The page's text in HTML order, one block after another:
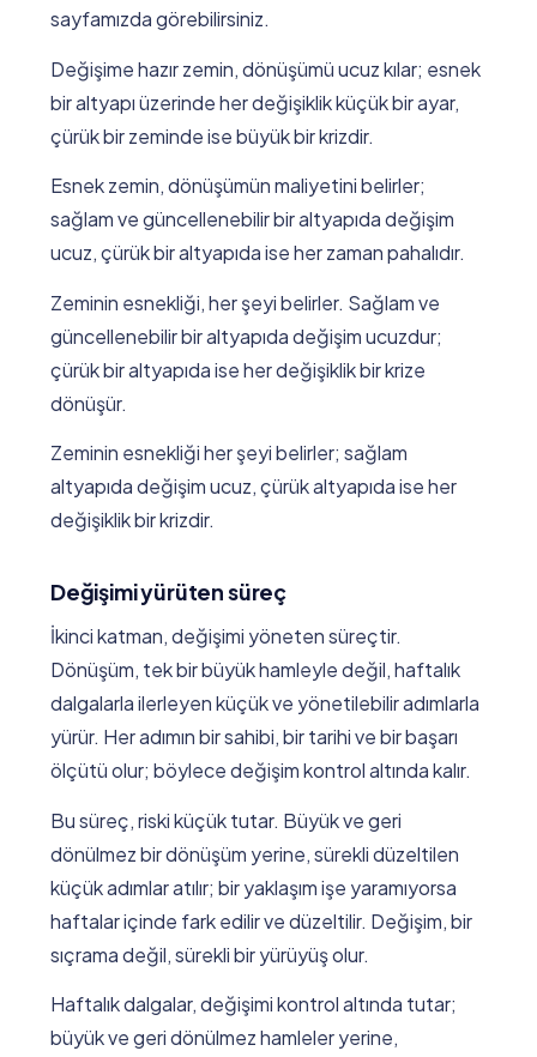
sayfamızda görebilirsiniz.
Değişime hazır zemin, dönüşümü ucuz kılar; esnek
bir altyapı üzerinde her değişiklik küçük bir ayar,
çürük bir zeminde ise büyük bir krizdir.
Esnek zemin, dönüşümün maliyetini belirler;
sağlam ve güncellenebilir bir altyapıda değişim
ucuz, çürük bir altyapıda ise her zaman pahalıdır.
Zeminin esnekliği, her şeyi belirler. Sağlam ve
güncellenebilir bir altyapıda değişim ucuzdur;
çürük bir altyapıda ise her değişiklik bir krize
dönüşür.
Zeminin esnekliği her şeyi belirler; sağlam
altyapıda değişim ucuz, çürük altyapıda ise her
değişiklik bir krizdir.
Değişimi yürüten süreç
İkinci katman, değişimi yöneten süreçtir.
Dönüşüm, tek bir büyük hamleyle değil, haftalık
dalgalarla ilerleyen küçük ve yönetilebilir adımlarla
yürür. Her adımın bir sahibi, bir tarihi ve bir başarı
ölçütü olur; böylece değişim kontrol altında kalır.
Bu süreç, riski küçük tutar. Büyük ve geri
dönülmez bir dönüşüm yerine, sürekli düzeltilen
küçük adımlar atılır; bir yaklaşım işe yaramıyorsa
haftalar içinde fark edilir ve düzeltilir. Değişim, bir
sıçrama değil, sürekli bir yürüyüş olur.
Haftalık dalgalar, değişimi kontrol altında tutar;
büyük ve geri dönülmez hamleler yerine,